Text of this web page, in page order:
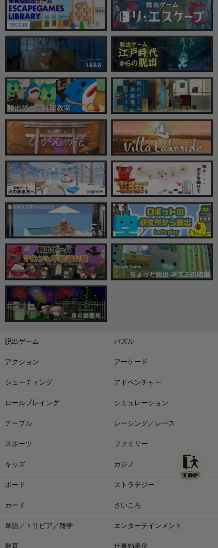
脱出ゲーム パズル
アクション アーケード
シューティング アドベンチャー
ロールプレイング シミュレーション
テーブル レーシング／レース
スポーツ ファミリー
キッズ カジノ
ボード ストラテジー
カード さいころ
単語／トリビア／雑学 エンターテインメント
教育 仕事効率化